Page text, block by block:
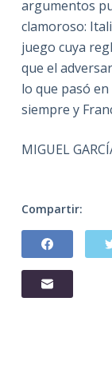
argumentos
clamoroso:
juego cuya
que el
lo que pasó
siempre y
MIGUEL
Compartir: